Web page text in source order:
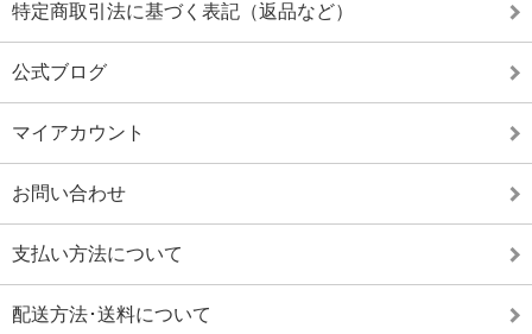
特定商取引法に基づく表記（返品など）
公式ブログ
マイアカウント
お問い合わせ
支払い方法について
配送方法･送料について